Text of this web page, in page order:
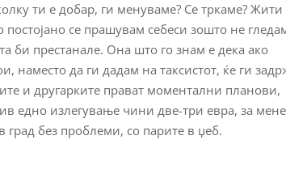
ти е добар, ги менуваме? Се тркаме? Жити
се прашувам себеси зошто не
би престанале. Она што го знам е дека ако
наместо да ги дадам на таксистот, ќе ги
и другарките прават моментални планови,
едно излегување чини две-три евра, за мене
град без проблеми, со парите в џеб.